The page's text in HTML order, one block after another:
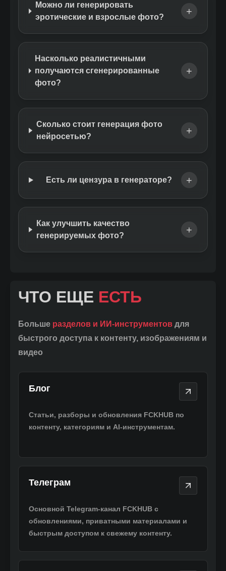
Можно ли генерировать
эротические и взрослые фото?
+
Насколько реалистичными
получаются сгенерированные
фото?
+
Сколько стоит генерация фото
нейросетью?
+
Есть ли цензура в генераторе? +
Как улучшить качество
генерируемых фото?
+
ЧТО ЕЩЕ ЕСТЬ
Больше разделов и ИИ-инструментов для
быстрого доступа к контенту, изображениям и
видео
Блог
Блог
Статьи, разборы и обновления FCKHUB по
контенту, категориям и AI-инструментам.
Телеграм
Телеграм
Основной Telegram-канал FCKHUB с
обновлениями, приватными материалами и
быстрым доступом к свежему контенту.